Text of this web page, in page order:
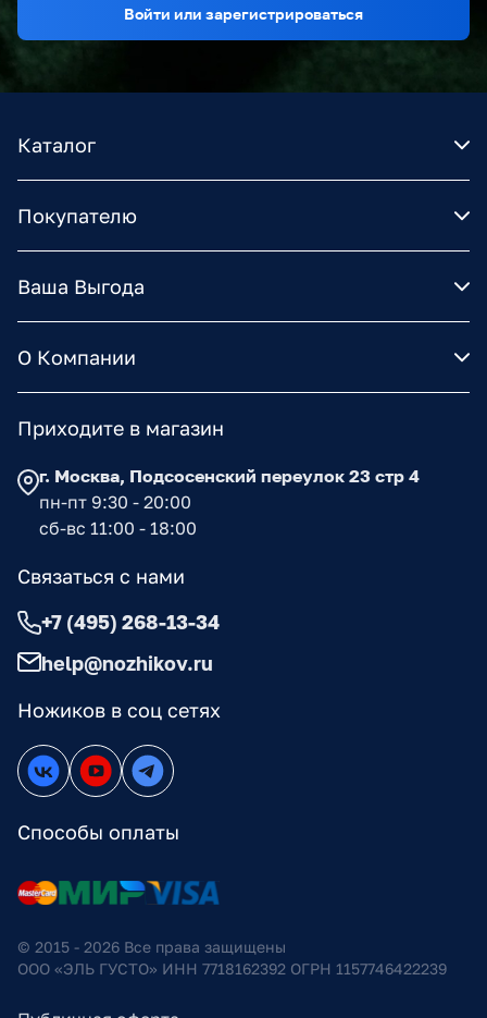
Войти или зарегистрироваться
Каталог
Покупателю
Ваша Выгода
О Компании
Ножиков в соц сетях
Способы оплаты
Приходите в магазин
г. Москва, Подсосенский переулок 23 стр 4
пн-пт 9:30 - 20:00
сб-вс 11:00 - 18:00
Связаться с нами
+7 (495) 268-13-34
help@nozhikov.ru
© 2015 - 2026 Все права защищены
ООО «ЭЛЬ ГУСТО» ИНН 7718162392 ОГРН 1157746422239